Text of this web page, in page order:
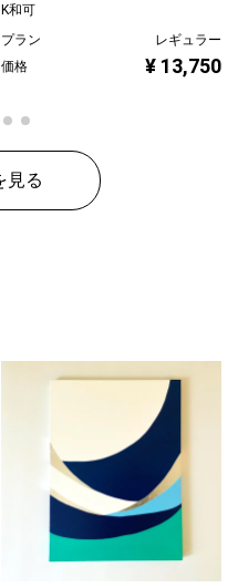
K和可
プラン
レギュラー
価格
¥ 13,750
見る